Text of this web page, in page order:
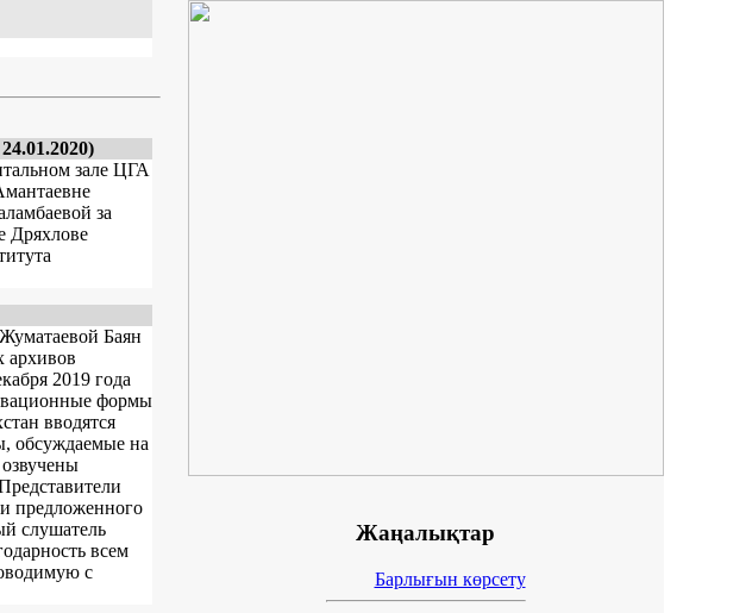
зале ЦГА
за
Дряхлове
Баян
архивов
2019 года
формы
вводятся
обсуждаемые на
предложенного
слушатель
всем
с
Жаңалықтар
Барлығын көрсету